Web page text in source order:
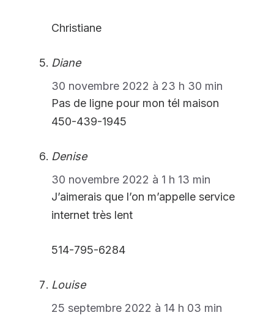
Christiane
Diane
30 novembre 2022 à 23 h 30 min
Pas de ligne pour mon tél maison
450-439-1945
Denise
30 novembre 2022 à 1 h 13 min
J’aimerais que l’on m’appelle service
internet très lent
514-795-6284
Louise
25 septembre 2022 à 14 h 03 min